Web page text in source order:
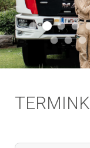
Aktuell 046
Aktuell
Start
Aktuell